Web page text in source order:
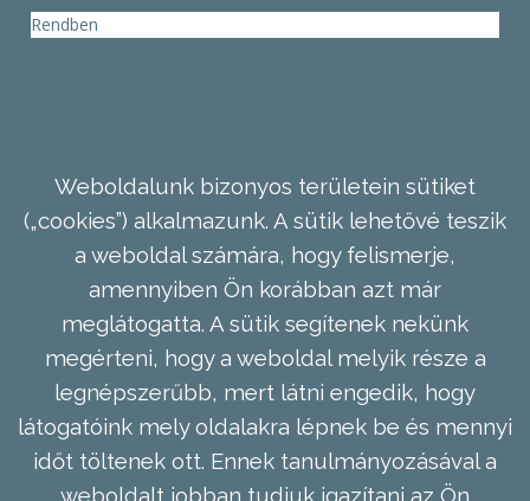
Rendben
Weboldalunk bizonyos területein sütiket
(„cookies”) alkalmazunk. A sütik lehetővé teszik
a weboldal számára, hogy felismerje,
amennyiben Ön korábban azt már
meglátogatta. A sütik segítenek nekünk
megérteni, hogy a weboldal melyik része a
legnépszerűbb, mert látni engedik, hogy
látogatóink mely oldalakra lépnek be és mennyi
időt töltenek ott. Ennek tanulmányozásával a
weboldalt jobban tudjuk igazítani az Ön